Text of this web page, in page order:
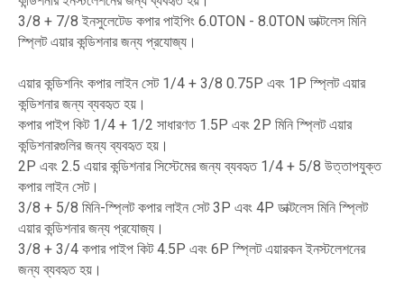
3/8 + 7/8 ইনসুলেটেড কপার পাইপিং 6.0TON - 8.0TON ডাক্টলেস মিনি
স্প্লিট এয়ার কন্ডিশনার জন্য প্রযোজ্য।
এয়ার কন্ডিশনিং কপার লাইন সেট 1/4 + 3/8 0.75P এবং 1P স্প্লিট এয়ার
কন্ডিশনার জন্য ব্যবহৃত হয়।
কপার পাইপ কিট 1/4 + 1/2 সাধারণত 1.5P এবং 2P মিনি স্প্লিট এয়ার
কন্ডিশনারগুলির জন্য ব্যবহৃত হয়।
2P এবং 2.5 এয়ার কন্ডিশনার সিস্টেমের জন্য ব্যবহৃত 1/4 + 5/8 উত্তাপযুক্ত
কপার লাইন সেট।
3/8 + 5/8 মিনি-স্প্লিট কপার লাইন সেট 3P এবং 4P ডাক্টলেস মিনি স্প্লিট
এয়ার কন্ডিশনার জন্য প্রযোজ্য।
3/8 + 3/4 কপার পাইপ কিট 4.5P এবং 6P স্প্লিট এয়ারকন ইনস্টলেশনের
জন্য ব্যবহৃত হয়।